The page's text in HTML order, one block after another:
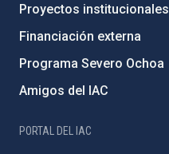
Proyectos institucionales
Financiación externa
Programa Severo Ochoa
Amigos del IAC
PORTAL DEL IAC